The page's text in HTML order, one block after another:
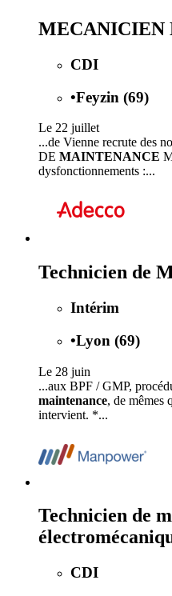
MECANICIEN
CDI
•Feyzin (69)
Le 22 juillet
...de Vienne recrute des
DE MAINTENANCE
dysfonctionnements :...
Technicien de
Intérim
•Lyon (69)
Le 28 juin
...aux BPF / GMP,
maintenance, de mêmes
intervient. *...
Technicien de
CDI